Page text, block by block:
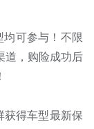
均可参与！不限
道，购险成功后
获得车型最新保